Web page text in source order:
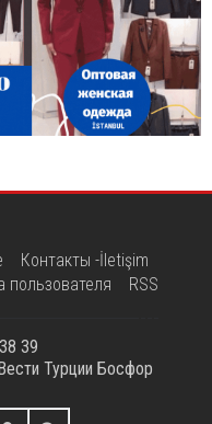
Контакты -İletişim
пользователя RSS
39
Вести Турции Босфор